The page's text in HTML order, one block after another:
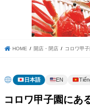
HOME 開店・閉店 コロワ甲
日本語 EN
コロワ甲子園にあ